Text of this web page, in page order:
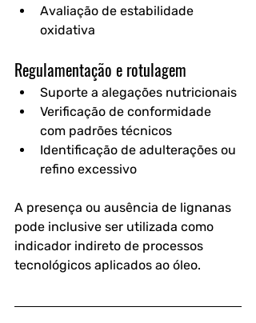
Avaliação de estabilidade
oxidativa
Regulamentação e rotulagem
Suporte a alegações nutricionais
Verificação de conformidade
com padrões técnicos
Identificação de adulterações ou
refino excessivo
A presença ou ausência de lignanas
pode inclusive ser utilizada como
indicador indireto de processos
tecnológicos aplicados ao óleo.